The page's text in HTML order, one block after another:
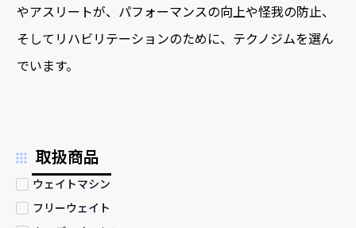
やアスリートが、パフォーマンスの向上や怪我の防止、
そしてリハビリテーションのために、テクノジムを選ん
でいます。
取扱商品
ウェイトマシン
フリーウェイト